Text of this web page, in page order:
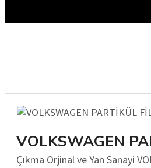
VOLKSWAGEN
Çıkma Orjinal ve Yan Sanayi